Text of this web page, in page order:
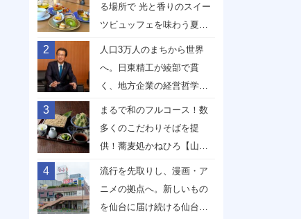
る場所で 光と香りのスイー
ツビュッフェを味わう夏
2
人口3万人のまちから世界
へ。日東精工が綾部で貫
く、地方企業の経営哲学
【京都府綾部市】
3
まるで和のフルコース！数
多くのこだわりそばを提
供！蕎麦処かねひろ【山形
県山形市】
4
流行を先取りし、漫画・ア
ニメの拠点へ。新しいもの
を仙台に届け続ける仙台駅